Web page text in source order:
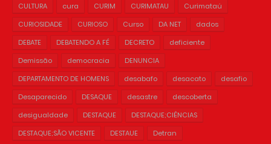
CULTURA
cura CURIM CURIMATAU
Curimataú
CURIOSIDADE
CURIOSO Curso DA NET
dados
DEBATE
DEBATENDO A FÉ DECRETO
deficiente
Demissão
democracia
DENUNCIA
DEPARTAMENTO DE HOMENS
desabafo desacato
desafio
Desaparecido
DESAQUE desastre
descoberta
desigualdade
DESTAQUE
DESTAQUE;CIÊNCIAS
DESTAQUE;SÃO VICENTE
DESTAUE
Detran